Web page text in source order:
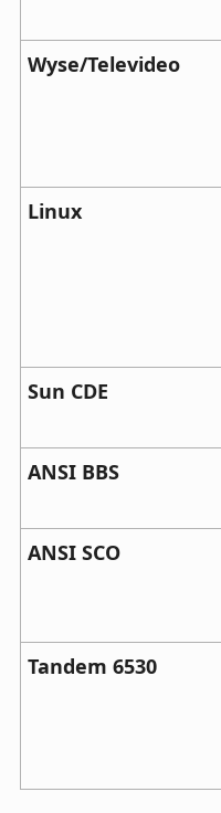
Wyse/Televideo
Linux
Sun CDE
ANSI BBS
ANSI SCO
Tandem 6530